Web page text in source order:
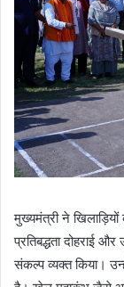
मुख्यमंत्री ने
प्रतिबद्धता दोहराई
संकल्प व्यक्त किया।